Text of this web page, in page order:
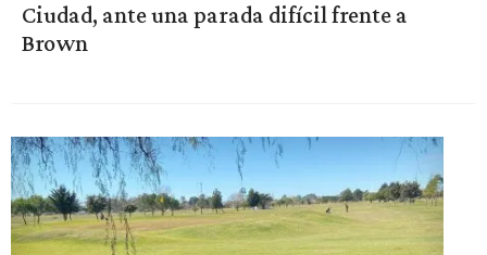
Ciudad, ante una parada difícil frente a
Brown